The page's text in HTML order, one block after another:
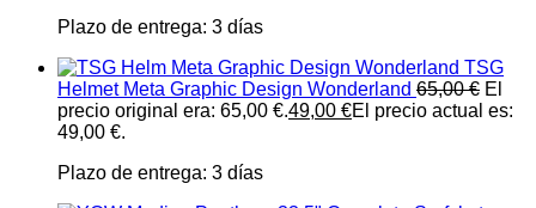
Plazo de entrega: 3 días
TSG
Helmet Meta Graphic Design Wonderland 65,00€ El
precio original era: 65,00 €.49,00 €El precio actual es:
49,00 €.
Plazo de entrega: 3 días